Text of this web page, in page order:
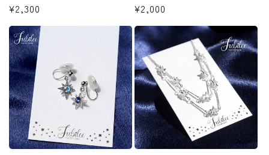
通
常
価
格
¥2,300
通
常
価
格
¥2,000